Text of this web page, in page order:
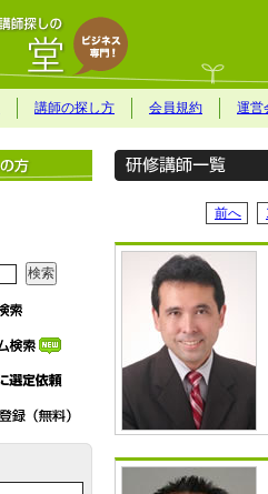
講師の探し方 会員規約 運営
前へ